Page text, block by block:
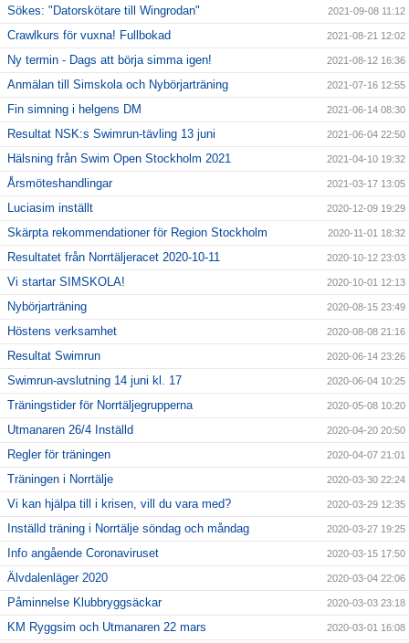
Sökes: "Datorskötare till Wingrodan" 2021-09-08 11:12
Crawlkurs för vuxna! Fullbokad 2021-08-21 12:02
Ny termin - Dags att börja simma igen! 2021-08-12 16:36
Anmälan till Simskola och Nybörjarträning 2021-07-16 12:55
Fin simning i helgens DM 2021-06-14 08:30
Resultat NSK:s Swimrun-tävling 13 juni 2021-06-04 22:50
Hälsning från Swim Open Stockholm 2021 2021-04-10 19:32
Årsmöteshandlingar 2021-03-17 13:05
Luciasim inställt 2020-12-09 19:29
Skärpta rekommendationer för Region Stockholm 2020-11-01 18:32
Resultatet från Norrtäljeracet 2020-10-11 2020-10-12 23:03
Vi startar SIMSKOLA! 2020-10-01 12:13
Nybörjarträning 2020-08-15 23:49
Höstens verksamhet 2020-08-08 21:16
Resultat Swimrun 2020-06-14 23:26
Swimrun-avslutning 14 juni kl. 17 2020-06-04 10:25
Träningstider för Norrtäljegrupperna 2020-05-08 10:20
Utmanaren 26/4 Inställd 2020-04-20 20:50
Regler för träningen 2020-04-07 21:01
Träningen i Norrtälje 2020-03-30 22:24
Vi kan hjälpa till i krisen, vill du vara med? 2020-03-29 12:35
Inställd träning i Norrtälje söndag och måndag 2020-03-27 19:25
Info angående Coronaviruset 2020-03-15 17:50
Älvdalenläger 2020 2020-03-04 22:06
Påminnelse Klubbryggsäckar 2020-03-03 23:18
KM Ryggsim och Utmanaren 22 mars 2020-03-01 16:08